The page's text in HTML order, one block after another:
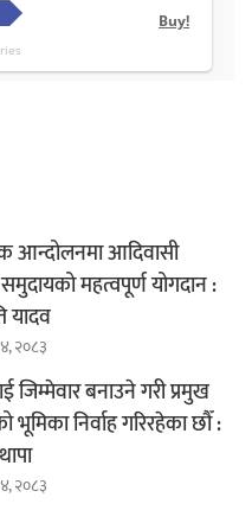
आन्दोलनमा आदिवासी
महत्वपूर्ण योगदान :
यादव
२०८३
जिम्मेवार बनाउने गरी प्रमुख
भूमिका निर्वाह गरिरहेका छौँ :
२०८३